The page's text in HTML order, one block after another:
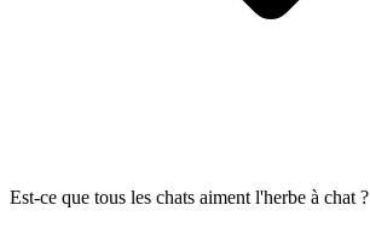
Est-ce que tous les chats aiment l'herbe à chat ?